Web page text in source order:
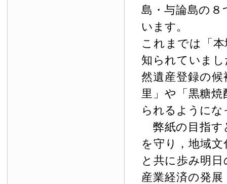
島・与論島の
います。
これまでは「
知られていま
然遺産登録の
里」や「黒糖
られるように
弊紙の目指す
を守り，地域
と共に歩み明
産業経済の発